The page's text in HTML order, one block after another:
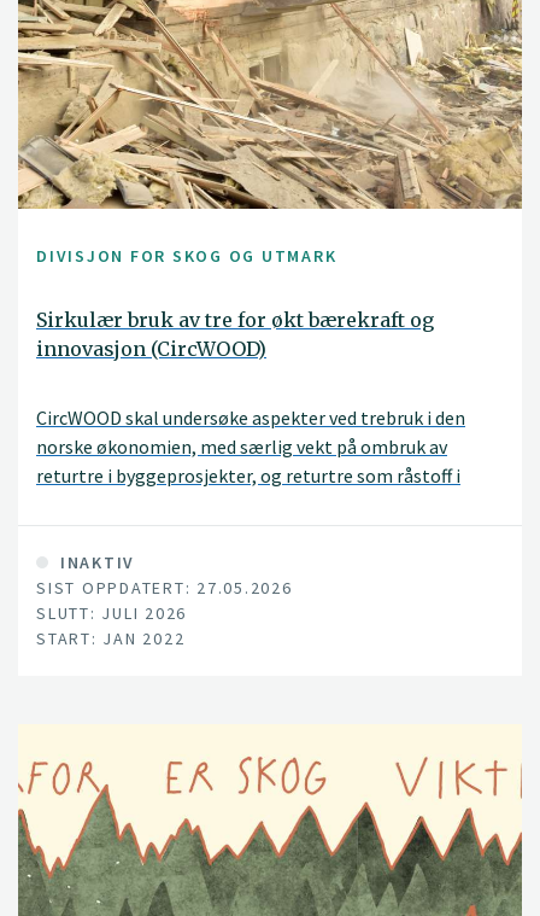
DIVISJON FOR SKOG OG UTMARK
Sirkulær bruk av tre for økt bærekraft og
innovasjon (CircWOOD)
CircWOOD skal undersøke aspekter ved trebruk i den
norske økonomien, med særlig vekt på ombruk av
returtre i byggeprosjekter, og returtre som råstoff i
INAKTIV
SIST OPPDATERT: 27.05.2026
SLUTT: JULI 2026
START: JAN 2022